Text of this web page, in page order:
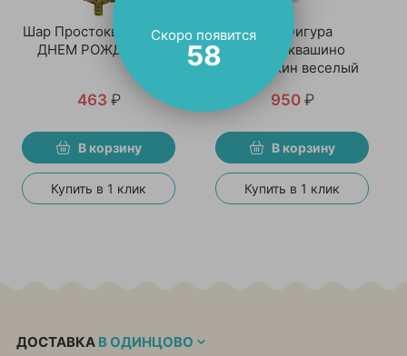
Шар Простоквашино С
ДНЕМ РОЖДЕНИЯ
463 ₽
В корзину
Купить в 1 клик
Шар Фигура
Простоквашино
Матроскин веселый
950 ₽
В корзину
Купить в 1 клик
ДОСТАВКА В ОДИНЦОВО
Скоро появится
58